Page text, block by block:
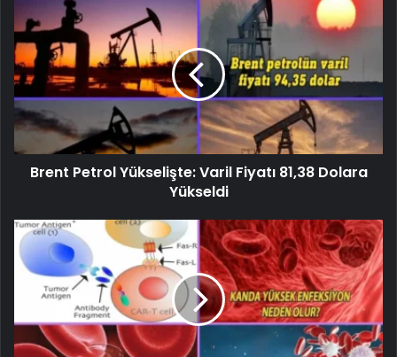
Brent Petrol Yükselişte: Varil Fiyatı 81,38 Dolara
Yükseldi